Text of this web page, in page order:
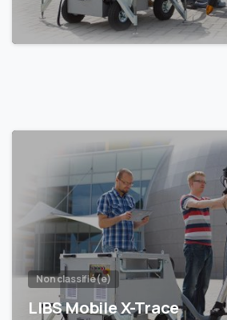
Non classifié(e)
LIBS Mobile X-Trace